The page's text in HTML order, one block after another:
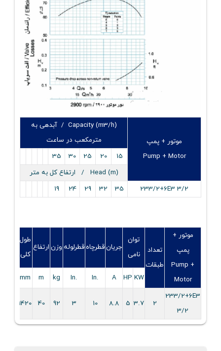
موتور + پمپ
Pump + Motor
Capacity (m3/h) / آبدهی به
مترمکعب در ساعت
15
20
25
30
35
Head (m) / ارتفاع کل به متر
233/2+6E3 3/2
35
32
29
24
19
موتور +
پمپ
Pump +
Motor
تعداد
طبقات
توان
نامی
جریانقطرچاهقطرلوله وزن ارتفاع
طول
کلی
KW
HP
A
.In
.In
kg
m
mm
233/2+6E3
3/2
2
3.7
5
8.8
10
3
92
40
1420